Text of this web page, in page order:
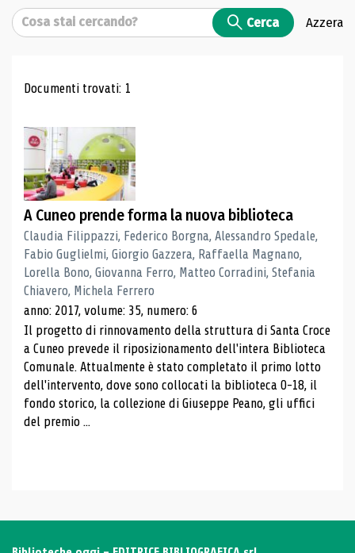
Cerca Cerca Azzera
Risultati di ricerca
Documenti trovati: 1
A Cuneo prende forma la nuova biblioteca
Claudia Filippazzi, Federico Borgna, Alessandro Spedale,
Fabio Guglielmi, Giorgio Gazzera, Raffaella Magnano,
Lorella Bono, Giovanna Ferro, Matteo Corradini, Stefania
Chiavero, Michela Ferrero
anno: 2017, volume: 35, numero: 6
Il progetto di rinnovamento della struttura di Santa Croce
a Cuneo prevede il riposizionamento dell'intera Biblioteca
Comunale. Attualmente è stato completato il primo lotto
dell'intervento, dove sono collocati la biblioteca 0-18, il
fondo storico, la collezione di Giuseppe Peano, gli uffici
del premio ...